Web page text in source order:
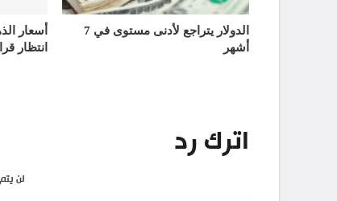
الدولار يتراجع لأدنى مستوى في 7
أشهر
انتظار
اترك رد
لن